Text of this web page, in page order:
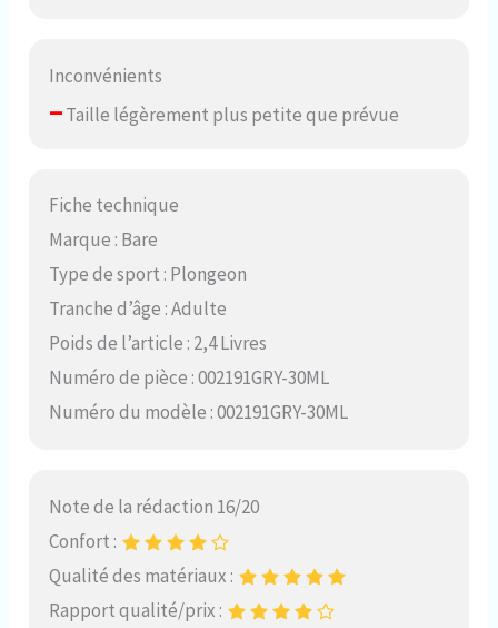
Inconvénients
–Taille légèrement plus petite que prévue
Fiche technique
Marque : Bare
Type de sport : Plongeon
Tranche d’âge : Adulte
Poids de l’article : 2,4 Livres
Numéro de pièce : 002191GRY-30ML
Numéro du modèle : 002191GRY-30ML
Note de la rédaction 16/20
Confort :
Qualité des matériaux :
Rapport qualité/prix :